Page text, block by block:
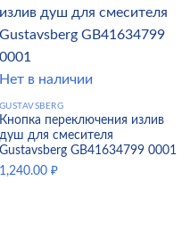
Нет в наличии
GUSTAVSBERG
Кнопка переключения излив
душ для смесителя
Gustavsberg GB41634799 0001
1,240.00 ₽